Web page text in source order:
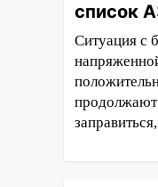
12:37
12:18
горела
список
Ситуация с